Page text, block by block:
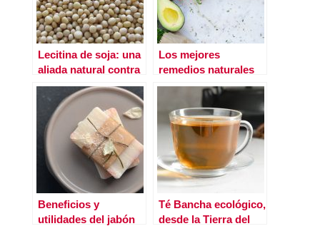
Lecitina de soja: una
aliada natural contra
el colesterol
Los mejores
remedios naturales
antienvejecimiento
Beneficios y
utilidades del jabón
Té Bancha ecológico,
desde la Tierra del